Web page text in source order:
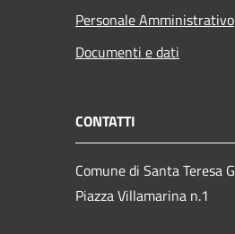
Personale Amministrativo
Documenti e dati
CONTATTI
Comune di Santa Teresa
Piazza Villamarina n.1